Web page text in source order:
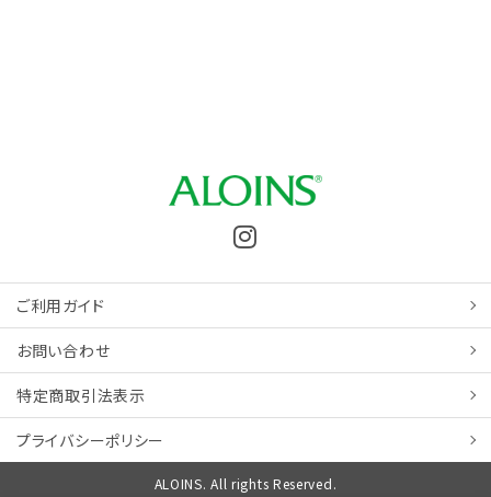
ご利用ガイド
お問い合わせ
特定商取引法表示
プライバシーポリシー
ALOINS. All rights Reserved.